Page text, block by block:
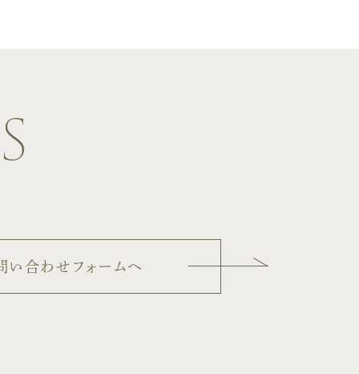
い合わせフォームへ